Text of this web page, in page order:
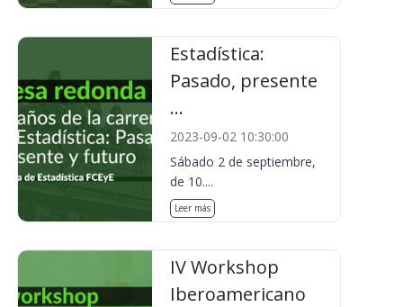
Estadística:
Pasado, presente
...
2023-09-02 10:30:00
Sábado 2 de septiembre,
de 10....
Leer más
IV Workshop
Iberoamericano